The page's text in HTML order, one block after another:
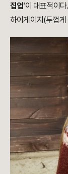
집업'이 대표적이
하이게이지(두껍